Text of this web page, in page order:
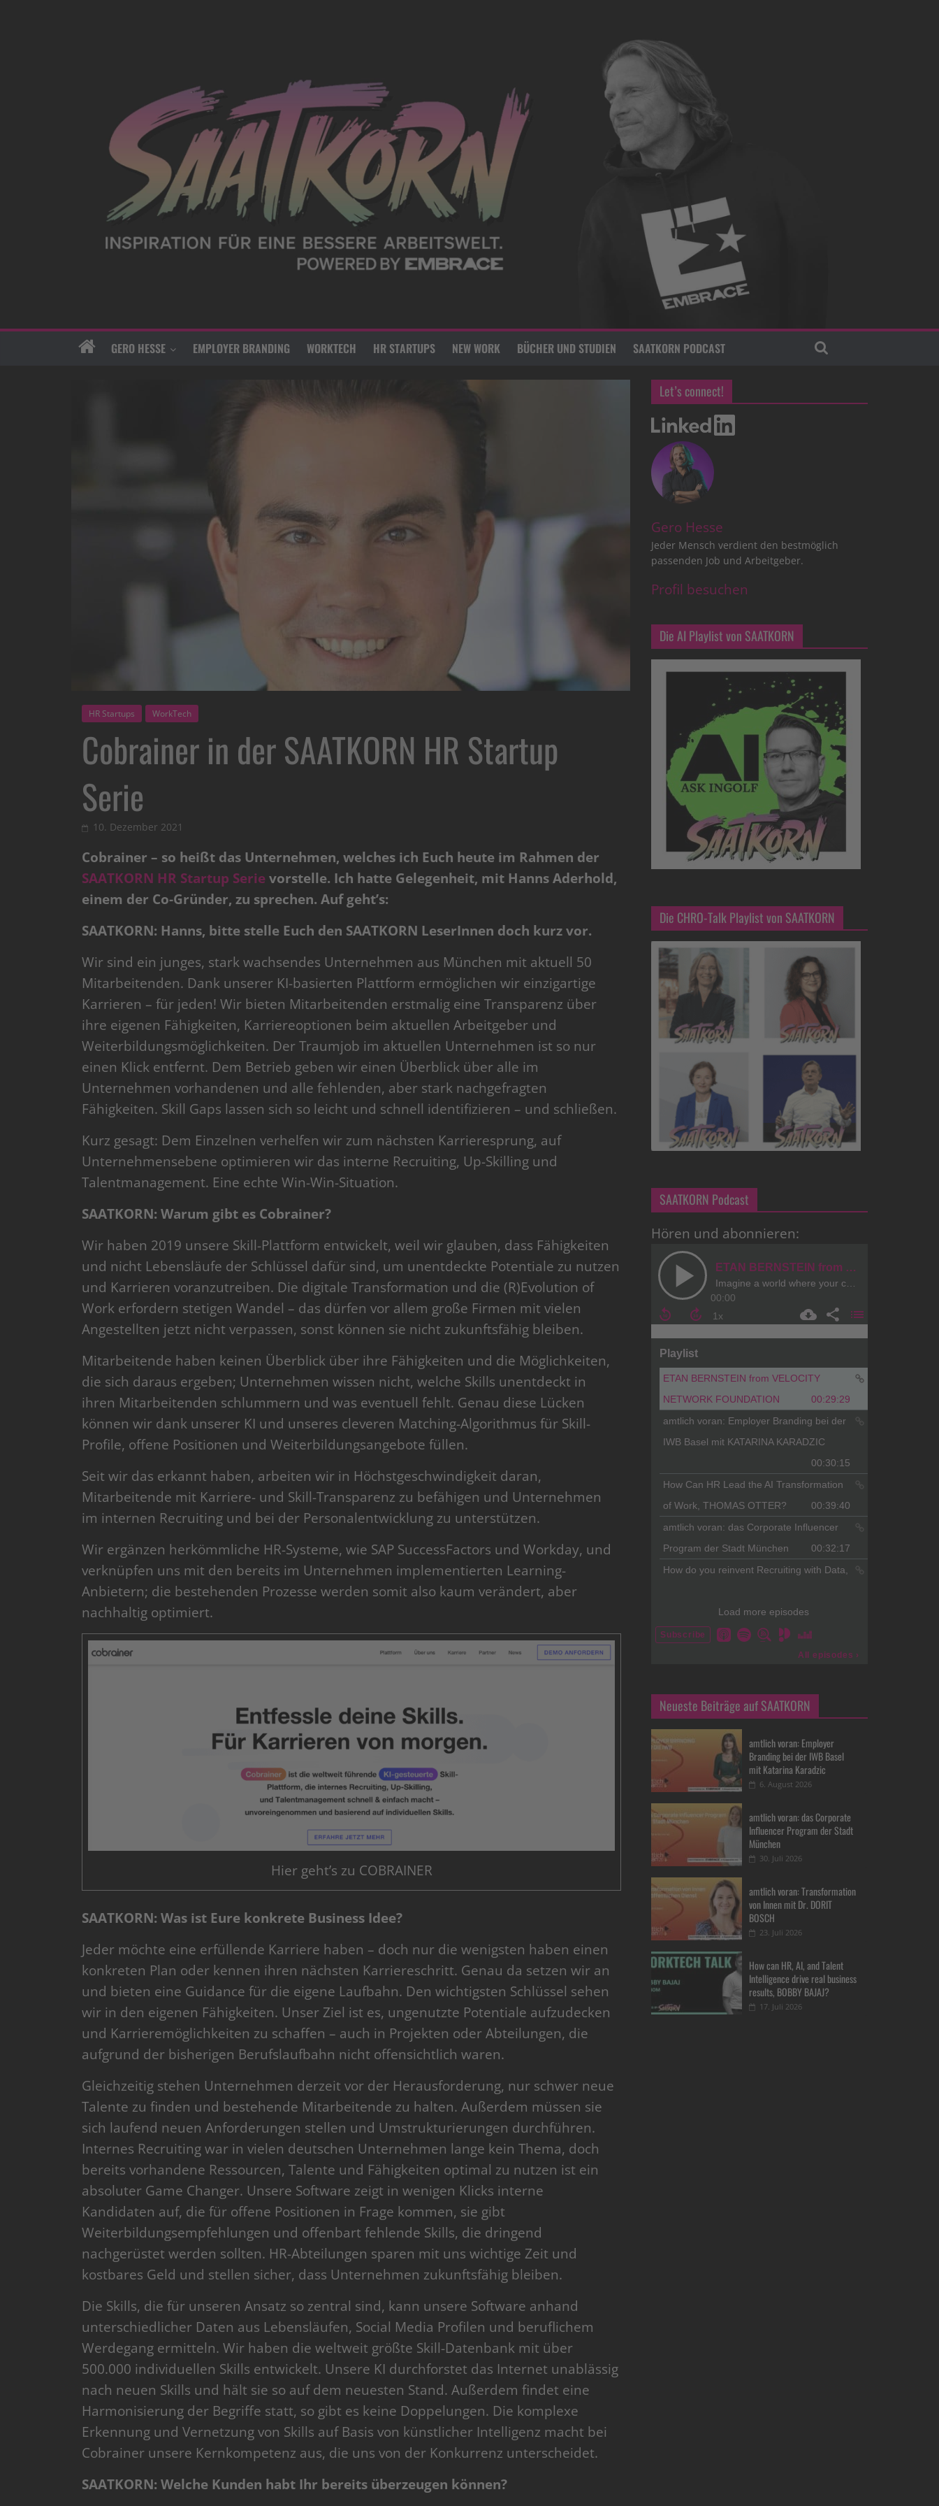
GERO HESSE EMPLOYER BRANDING WORKTECH HR STARTUPS NEW WORK BÜCHER UND STUDIEN SAATKORN PODCAST
HR Startups WorkTech
Cobrainer in der SAATKORN HR Startup
Serie
10. Dezember 2021
Cobrainer – so heißt das Unternehmen, welches ich Euch heute im Rahmen der
SAATKORN HR Startup Serievorstelle. Ich hatte Gelegenheit, mit Hanns Aderhold,
einem der Co-Gründer, zu sprechen. Auf geht’s:
SAATKORN: Hanns, bitte stelle Euch den SAATKORN LeserInnen doch kurz vor.
Wir sind ein junges, stark wachsendes Unternehmen aus München mit aktuell 50
Mitarbeitenden. Dank unserer KI-basierten Plattform ermöglichen wir einzigartige
Karrieren – für jeden! Wir bieten Mitarbeitenden erstmalig eine Transparenz über
ihre eigenen Fähigkeiten, Karriereoptionen beim aktuellen Arbeitgeber und
Weiterbildungsmöglichkeiten. Der Traumjob im aktuellen Unternehmen ist so nur
einen Klick entfernt. Dem Betrieb geben wir einen Überblick über alle im
Unternehmen vorhandenen und alle fehlenden, aber stark nachgefragten
Fähigkeiten. Skill Gaps lassen sich so leicht und schnell identifizieren – und schließen.
Kurz gesagt: Dem Einzelnen verhelfen wir zum nächsten Karrieresprung, auf
Unternehmensebene optimieren wir das interne Recruiting, Up-Skilling und
Talentmanagement. Eine echte Win-Win-Situation.
SAATKORN: Warum gibt es Cobrainer?
Wir haben 2019 unsere Skill-Plattform entwickelt, weil wir glauben, dass Fähigkeiten
und nicht Lebensläufe der Schlüssel dafür sind, um unentdeckte Potentiale zu nutzen
und Karrieren voranzutreiben. Die digitale Transformation und die (R)Evolution of
Work erfordern stetigen Wandel – das dürfen vor allem große Firmen mit vielen
Angestellten jetzt nicht verpassen, sonst können sie nicht zukunftsfähig bleiben.
Mitarbeitende haben keinen Überblick über ihre Fähigkeiten und die Möglichkeiten,
die sich daraus ergeben; Unternehmen wissen nicht, welche Skills unentdeckt in
ihren Mitarbeitenden schlummern und was eventuell fehlt. Genau diese Lücken
können wir dank unserer KI und unseres cleveren Matching-Algorithmus für Skill-
Profile, offene Positionen und Weiterbildungsangebote füllen.
Seit wir das erkannt haben, arbeiten wir in Höchstgeschwindigkeit daran,
Mitarbeitende mit Karriere- und Skill-Transparenz zu befähigen und Unternehmen
im internen Recruiting und bei der Personalentwicklung zu unterstützen.
Wir ergänzen herkömmliche HR-Systeme, wie SAP SuccessFactors und Workday, und
verknüpfen uns mit den bereits im Unternehmen implementierten Learning-
Anbietern; die bestehenden Prozesse werden somit also kaum verändert, aber
nachhaltig optimiert.
Hier geht’s zu COBRAINER
SAATKORN: Was ist Eure konkrete Business Idee?
Jeder möchte eine erfüllende Karriere haben – doch nur die wenigsten haben einen
konkreten Plan oder kennen ihren nächsten Karriereschritt. Genau da setzen wir an
und bieten eine Guidance für die eigene Laufbahn. Den wichtigsten Schlüssel sehen
wir in den eigenen Fähigkeiten. Unser Ziel ist es, ungenutzte Potentiale aufzudecken
und Karrieremöglichkeiten zu schaffen – auch in Projekten oder Abteilungen, die
aufgrund der bisherigen Berufslaufbahn nicht offensichtlich waren.
Gleichzeitig stehen Unternehmen derzeit vor der Herausforderung, nur schwer neue
Talente zu finden und bestehende Mitarbeitende zu halten. Außerdem müssen sie
sich laufend neuen Anforderungen stellen und Umstrukturierungen durchführen.
Internes Recruiting war in vielen deutschen Unternehmen lange kein Thema, doch
bereits vorhandene Ressourcen, Talente und Fähigkeiten optimal zu nutzen ist ein
absoluter Game Changer. Unsere Software zeigt in wenigen Klicks interne
Kandidaten auf, die für offene Positionen in Frage kommen, sie gibt
Weiterbildungsempfehlungen und offenbart fehlende Skills, die dringend
nachgerüstet werden sollten. HR-Abteilungen sparen mit uns wichtige Zeit und
kostbares Geld und stellen sicher, dass Unternehmen zukunftsfähig bleiben.
Die Skills, die für unseren Ansatz so zentral sind, kann unsere Software anhand
unterschiedlicher Daten aus Lebensläufen, Social Media Profilen und beruflichem
Werdegang ermitteln. Wir haben die weltweit größte Skill-Datenbank mit über
500.000 individuellen Skills entwickelt. Unsere KI durchforstet das Internet unablässig
nach neuen Skills und hält sie so auf dem neuesten Stand. Außerdem findet eine
Harmonisierung der Begriffe statt, so gibt es keine Doppelungen. Die komplexe
Erkennung und Vernetzung von Skills auf Basis von künstlicher Intelligenz macht bei
Cobrainer unsere Kernkompetenz aus, die uns von der Konkurrenz unterscheidet.
SAATKORN: Welche Kunden habt Ihr bereits überzeugen können?
Let’s connect!
Gero Hesse
Jeder Mensch verdient den bestmöglich
passenden Job und Arbeitgeber.
Profil besuchen
Die AI Playlist von SAATKORN
Die CHRO-Talk Playlist von SAATKORN
SAATKORN Podcast
Hören und abonnieren:
Neueste Beiträge auf SAATKORN
amtlich voran: Employer
Branding bei der IWB Basel
mit Katarina Karadzic
6. August 2026
amtlich voran: das Corporate
Influencer Program der Stadt
München
30. Juli 2026
amtlich voran: Transformation
von Innen mit Dr. DORIT
BOSCH
23. Juli 2026
How can HR, AI, and Talent
Intelligence drive real business
results, BOBBY BAJAJ?
17. Juli 2026